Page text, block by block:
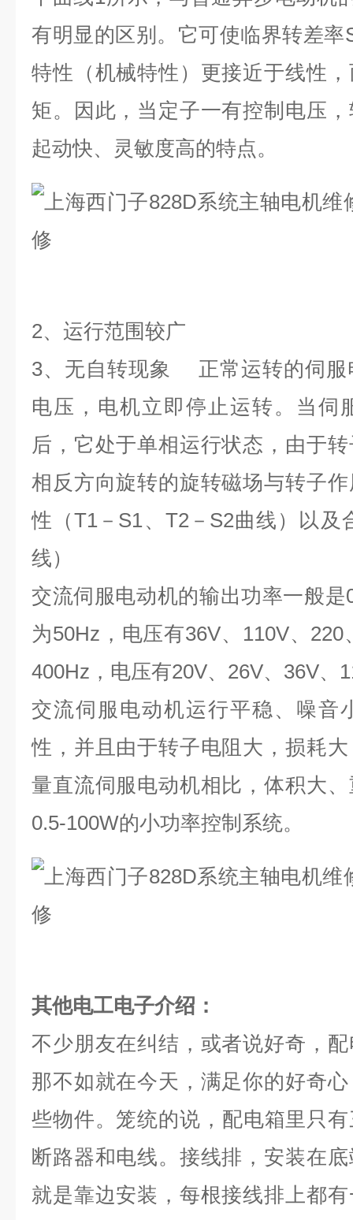
有明显的区别。它可使临界转差率
特性（机械特性）更接近于线性
矩。因此，当定子一有控制电压
起动快、灵敏度高的特点。
2、运行范围较广
3、无自转现象 正常运转的伺服
电压，电机立即停止运转。当伺
后，它处于单相运行状态，由于
相反方向旋转的旋转磁场与转子
性（T1 － S1、 T2－ S2曲线）以及
线）
交流伺服电动机的输出功率一般是
为50Hz ，电压有36V、 110V、 220
400Hz ，电压有20V、 26V、 36V、
交流伺服电动机运行平稳、噪音
性，并且由于转子电阻大，损耗
量直流伺服电动机相比，体积大
0.5-100W的小功率控制系统。
其他电工电子介绍：
不少朋友在纠结，或者说好奇，
那不如就在今天，满足你的好奇
些物件。笼统的说，配电箱里只
断路器和电线。接线排，安装在
就是靠边安装，每根接线排上都